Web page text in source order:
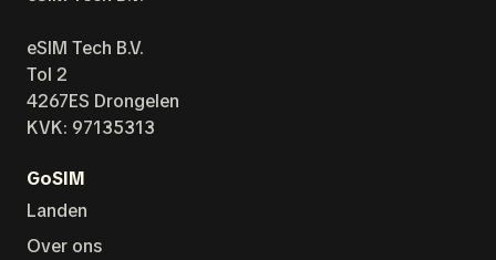
eSIM Tech B.V.
Tol 2
4267ES Drongelen
KVK: 97135313
GoSIM
Landen
Over ons